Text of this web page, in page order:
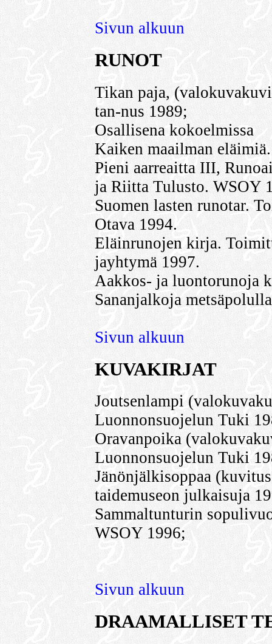
Sivun alkuun
RUNOT
Tikan paja,
tan-nus 1989;
Osallisena kokoelmissa
Kaiken maailman
Pieni aarreaitta III,
ja Riitta Tulusto. WSOY
Suomen lasten runotar.
Otava 1994.
Eläinrunojen kirja.
jayhtymä 1997.
Aakkos- ja luontorunoja
Sananjalkoja
Sivun alkuun
KUVAKIRJAT
Joutsenlampi
Luonnonsuojelun Tuki
Oravanpoika
Luonnonsuojelun Tuki
Jänönjälkisoppaa
taidemuseon julkaisuja
Sammaltunturin
WSOY 1996;
Sivun alkuun
DRAAMALLISET